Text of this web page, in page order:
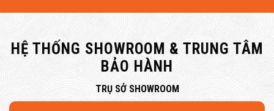
HỆ THỐNG SHOWROOM & TRUNG TÂM
BẢO HÀNH
​TRỤ SỞ SHOWROOM